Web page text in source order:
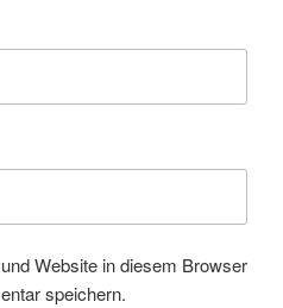
Website in diesem Browser
speichern.